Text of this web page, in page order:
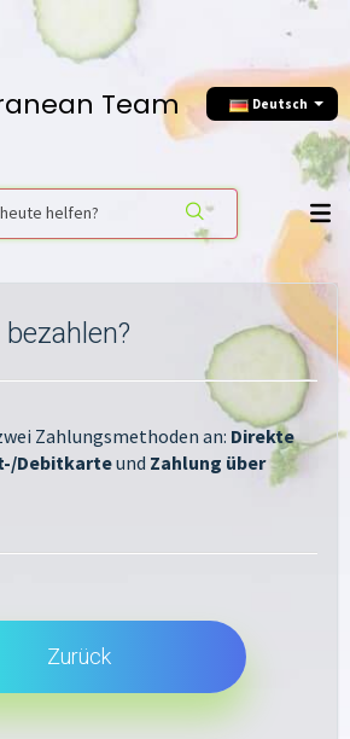
Team Deutsch
Zahlungsmethoden an: Direkte
Debitkarteund Zahlung über
Zurück